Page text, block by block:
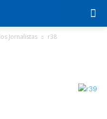
Jornalistas r38